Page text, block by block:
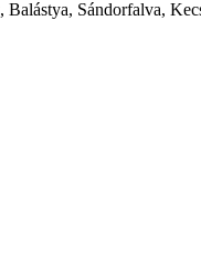
Sándorfalva,